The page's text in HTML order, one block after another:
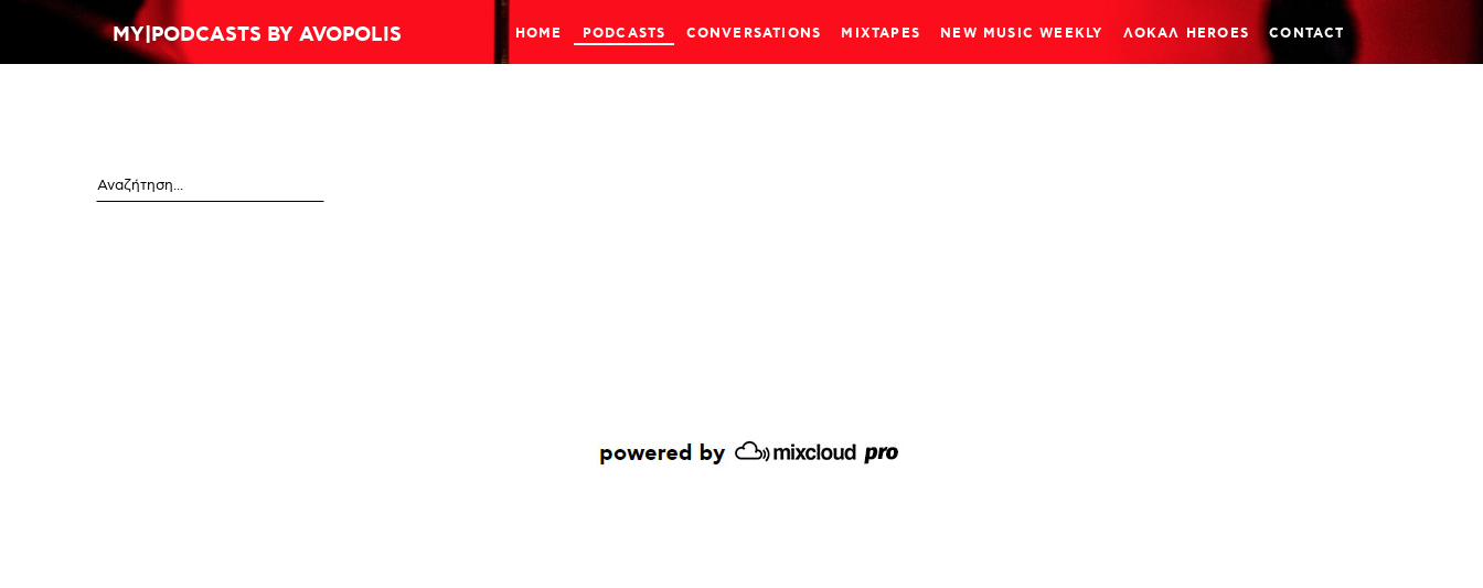
MY|PODCASTS BY AVOPOLIS HOME PODCASTS CONVERSATIONS MIXTAPES NEW MUSIC WEEKLY ΛΟΚΑΛ HEROES CONTACT